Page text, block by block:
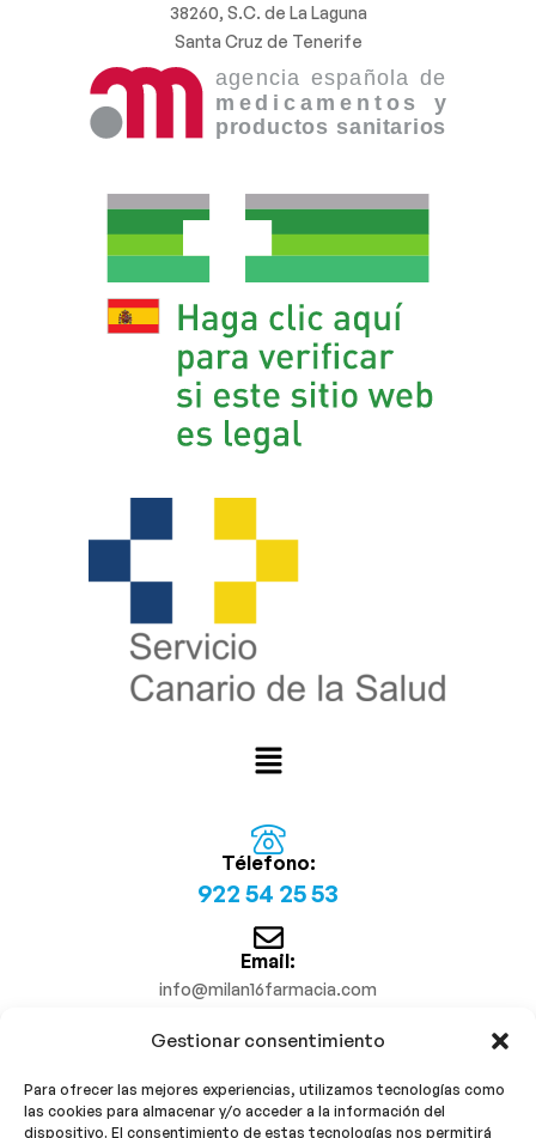
Gestionar consentimiento
Para ofrecer las mejores experiencias, utilizamos tecnologías como
las cookies para almacenar y/o acceder a la información del
dispositivo. El consentimiento de estas tecnologías nos permitirá
38260, S.C. de La Laguna
Santa Cruz de Tenerife
Télefono:
922 54 25 53
Email:
info@milan16farmacia.com
¡Síguenos!